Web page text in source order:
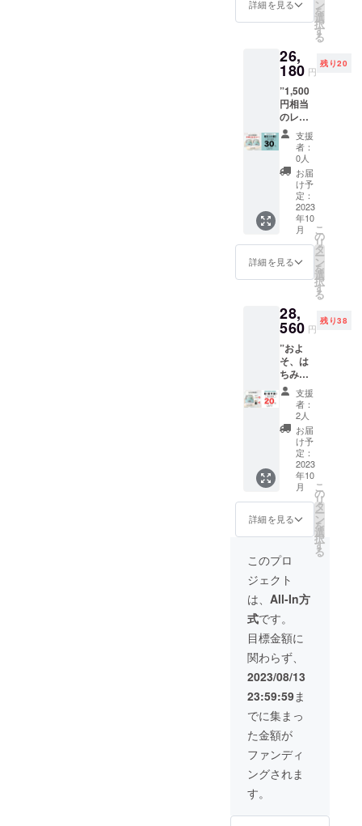
ださ
い。
常温で
保存し
※気温が
上昇す
ると、
蜂蜜が
液状に
戻ろう
とする
ため分
離する
ことが
ありま
すが品
質に問
題はあ
りませ
場は冷
蔵庫で
をおす
すめし
ます。
成可能
※ヨーグ
は、説
明書を
読みく
ださい
※パッ
ケージ
デザイ
ンは変
更にな
る可能
性があ
ります
※消費期
限は
ケージ
に記載
※原材料
及び添
加物等
の食品
表示は
お届け
商品の
ラベル
に表記
されま
す。 ※
商品開
封前に
は必ず
お届け
ターン
に貼付
ラベル
や注意
書きを
ご確認
くださ
い。 ※
はちみ
つは保
存方法
高温を
さけ、
常温で
保存し
てくだ
さい。
※気温が
上昇す
ると、
戻ろう
付属し
ルト生
成方法
は、説
明書を
よくお
読みく
ださい
※パッ
ケージ
デザイ
ンは変
更にな
る可能
性があ
ります
18,700
円(税込)
10％OF
F→16,8
30円(税
込) ・送
料、税
込み ・
個数：1
個 ・翻
訳済み
のヨー
グルト
レシピ
本付き
※種菌は
付属し
ており
ません
は、説
明書を
よくお
読みく
ださい
※パッ
ケージ
デザイ
ンは変
更にな
る可能
性があ
ります
詳細を見る ン
を
選
択
す
る
26,
180 円
残り20
”1,500
円相当
のレシ
ピ本付
き” ”お
よそ、
12,000
円お得"
・一般
販売予
定価
格：
37,400
円(税込)
・
30％OF
80円(税
込) ・20
個限定
・送
料、税
込み ・
本体個
数：2台
・翻訳
済みの
ヨーグ
ルトレ
シピ本
付き ※
ヨーグ
ルト生
成方法
よくお
読みく
ださ
い。 ※
パッ
ケージ
デザイ
ンは変
更にな
る可能
性があ
りま
す。
支援
者：
0人
お届
け予
定：
2023
年10
月
詳細を見る
こ
の
リ
タ
ー
ン
を
選
択
す
る
28,
560 円
残り38
”およ
そ、は
ちみつ3
個or種
菌7つ分
お得お
得"
"Luvele
ヨーグ
ルト
メー
カー本
体1台／
種菌5個
／はち
みつ5
個"
”1,500
円相当
のレシ
ピ本付
き” ・一
般販売
予定価
格：
35,700
円(税込)
・
20％OF
F→28,5
60円(税
込) ・40
個限定
・送
本体個
支援
者：
2人
お届
け予
定：
2023
年10
月
詳細を見る
こ
の
リ
タ
ー
ン
を
選
択
す
る
このプロ
ジェクト
は、 All-In方
式です。
目標金額に
関わらず、
2023/08/13
23:59:59ま
でに集まっ
た金額が
ファンディ
ングされま
す。